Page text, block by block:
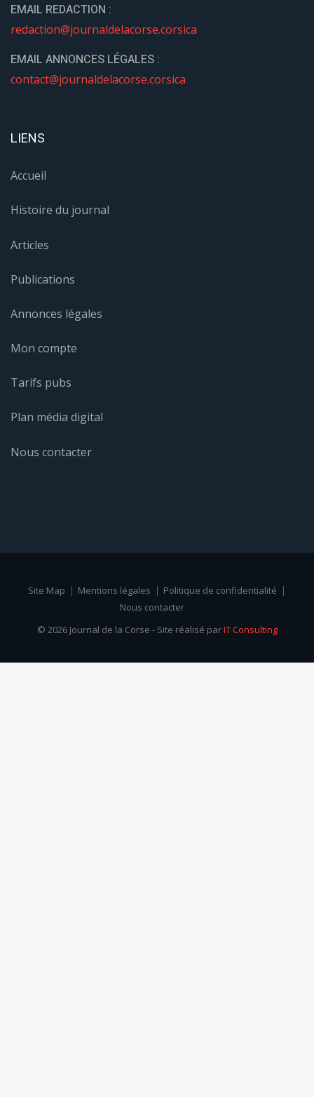
EMAIL REDACTION :
redaction@journaldelacorse.corsica
EMAIL ANNONCES LÉGALES :
contact@journaldelacorse.corsica
LIENS
Accueil
Histoire du journal
Articles
Publications
Annonces légales
Mon compte
Tarifs pubs
Plan média digital
Nous contacter
Site Map Mentions légales
Politique de confidentialité
Nous contacter
© 2026 Journal de la Corse - Site réalisé parIT Consulting